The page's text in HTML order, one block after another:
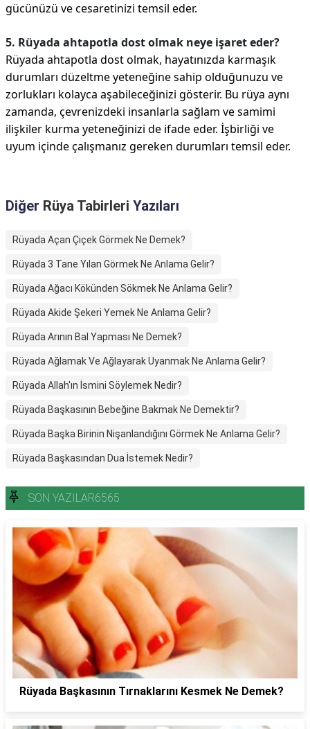
gücünüzü ve cesaretinizi temsil eder.
5. Rüyada ahtapotla dost olmak neye işaret eder?
Rüyada ahtapotla dost olmak, hayatınızda karmaşık
durumları düzeltme yeteneğine sahip olduğunuzu ve
zorlukları kolayca aşabileceğinizi gösterir. Bu rüya aynı
zamanda, çevrenizdeki insanlarla sağlam ve samimi
ilişkiler kurma yeteneğinizi de ifade eder. İşbirliği ve
uyum içinde çalışmanız gereken durumları temsil eder.
Diğer Rüya Tabirleri Yazıları
Rüyada Açan Çiçek Görmek Ne Demek?
Rüyada 3 Tane Yılan Görmek Ne Anlama Gelir?
Rüyada Ağacı Kökünden Sökmek Ne Anlama Gelir?
Rüyada Akide Şekeri Yemek Ne Anlama Gelir?
Rüyada Arının Bal Yapması Ne Demek?
Rüyada Ağlamak Ve Ağlayarak Uyanmak Ne Anlama Gelir?
Rüyada Allah'ın İsmini Söylemek Nedir?
Rüyada Başkasının Bebeğine Bakmak Ne Demektir?
Rüyada Başka Birinin Nişanlandığını Görmek Ne Anlama Gelir?
Rüyada Başkasından Dua İstemek Nedir?
SON YAZILAR6565
Rüyada Başkasının Tırnaklarını Kesmek Ne Demek?